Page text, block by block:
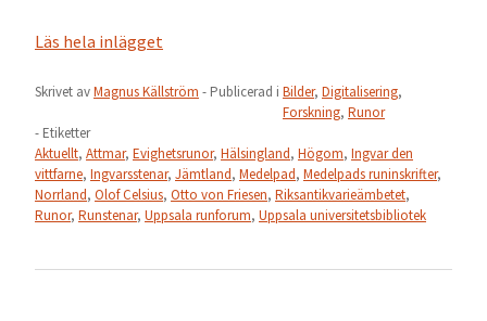
Läs hela inlägget
Skrivet avMagnus Källström - Publicerad i Bilder, Digitalisering,
Forskning, Runor
- Etiketter
Aktuellt, Attmar, Evighetsrunor, Hälsingland, Högom, Ingvar den
vittfarne, Ingvarsstenar, Jämtland, Medelpad, Medelpads runinskrifter,
Norrland, Olof Celsius, Otto von Friesen, Riksantikvarieämbetet,
Runor, Runstenar, Uppsala runforum, Uppsala universitetsbibliotek